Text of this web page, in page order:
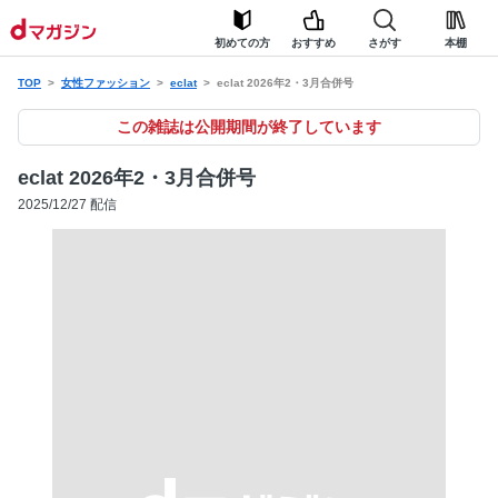
初めての方 おすすめ さがす 本棚
TOP 女性ファッション eclat eclat 2026年2・3月合併号
この雑誌は公開期間が終了しています
eclat 2026年2・3月合併号
2025/12/27 配信